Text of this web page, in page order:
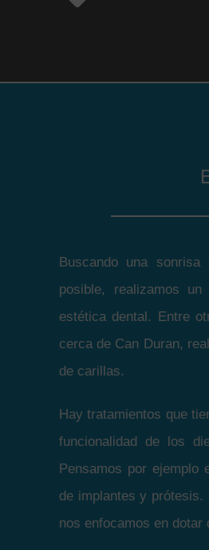
Buscando una
posible, realizamos
estética dental. Entre
cerca de Can Duran,
de carillas.
Hay tratamientos que
funcionalidad de los
Pensamos por ejemplo
de implantes y prótesis.
nos enfocamos en